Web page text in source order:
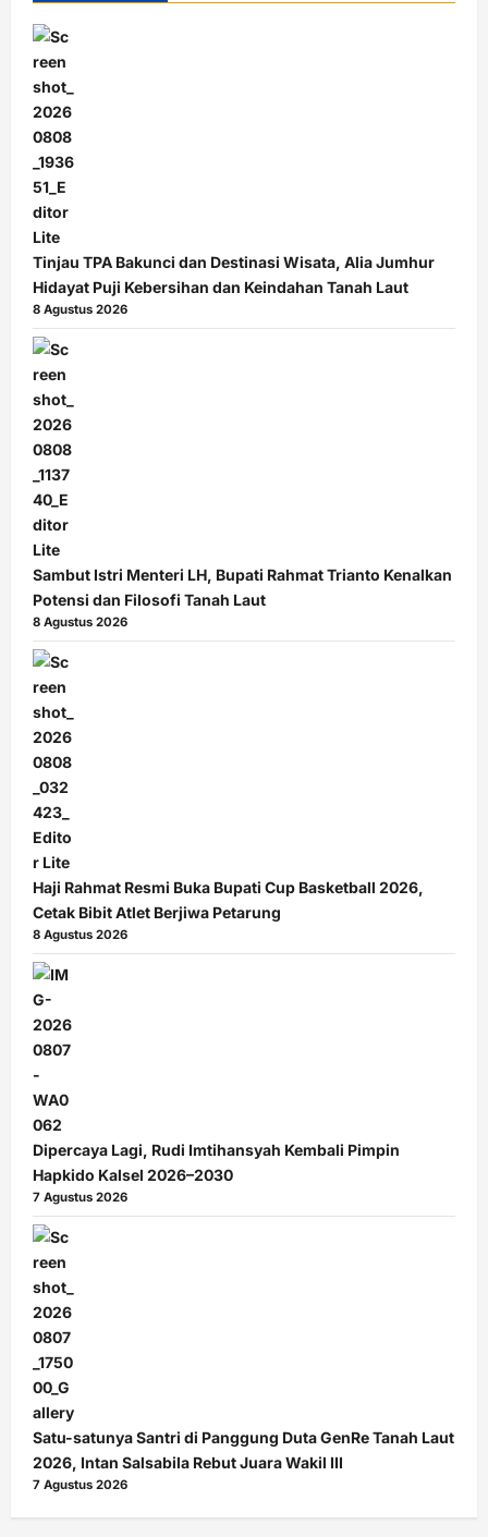
Tinjau TPA Bakunci dan Destinasi Wisata, Alia Jumhur
Hidayat Puji Kebersihan dan Keindahan Tanah Laut
8 Agustus 2026
Sambut Istri Menteri LH, Bupati Rahmat Trianto Kenalkan
Potensi dan Filosofi Tanah Laut
8 Agustus 2026
Haji Rahmat Resmi Buka Bupati Cup Basketball 2026,
Cetak Bibit Atlet Berjiwa Petarung
8 Agustus 2026
Dipercaya Lagi, Rudi Imtihansyah Kembali Pimpin
Hapkido Kalsel 2026–2030
7 Agustus 2026
Satu-satunya Santri di Panggung Duta GenRe Tanah Laut
2026, Intan Salsabila Rebut Juara Wakil III
7 Agustus 2026